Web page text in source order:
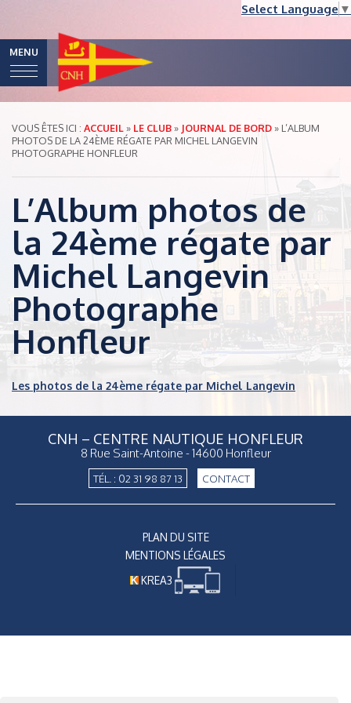
Select Language ▼
MENU
VOUS ÊTES ICI : ACCUEIL » LE CLUB » JOURNAL DE BORD » L’ALBUM
PHOTOS DE LA 24ÈME RÉGATE PAR MICHEL LANGEVIN
PHOTOGRAPHE HONFLEUR
L’Album photos de
la 24ème régate par
Michel Langevin
Photographe
Honfleur
Les photos de la 24ème régate par Michel Langevin
CNH – CENTRE NAUTIQUE HONFLEUR
8 Rue Saint-Antoine - 14600 Honfleur
TÉL. : 02 31 98 87 13 CONTACT
PLAN DU SITE
MENTIONS LÉGALES
KREA3